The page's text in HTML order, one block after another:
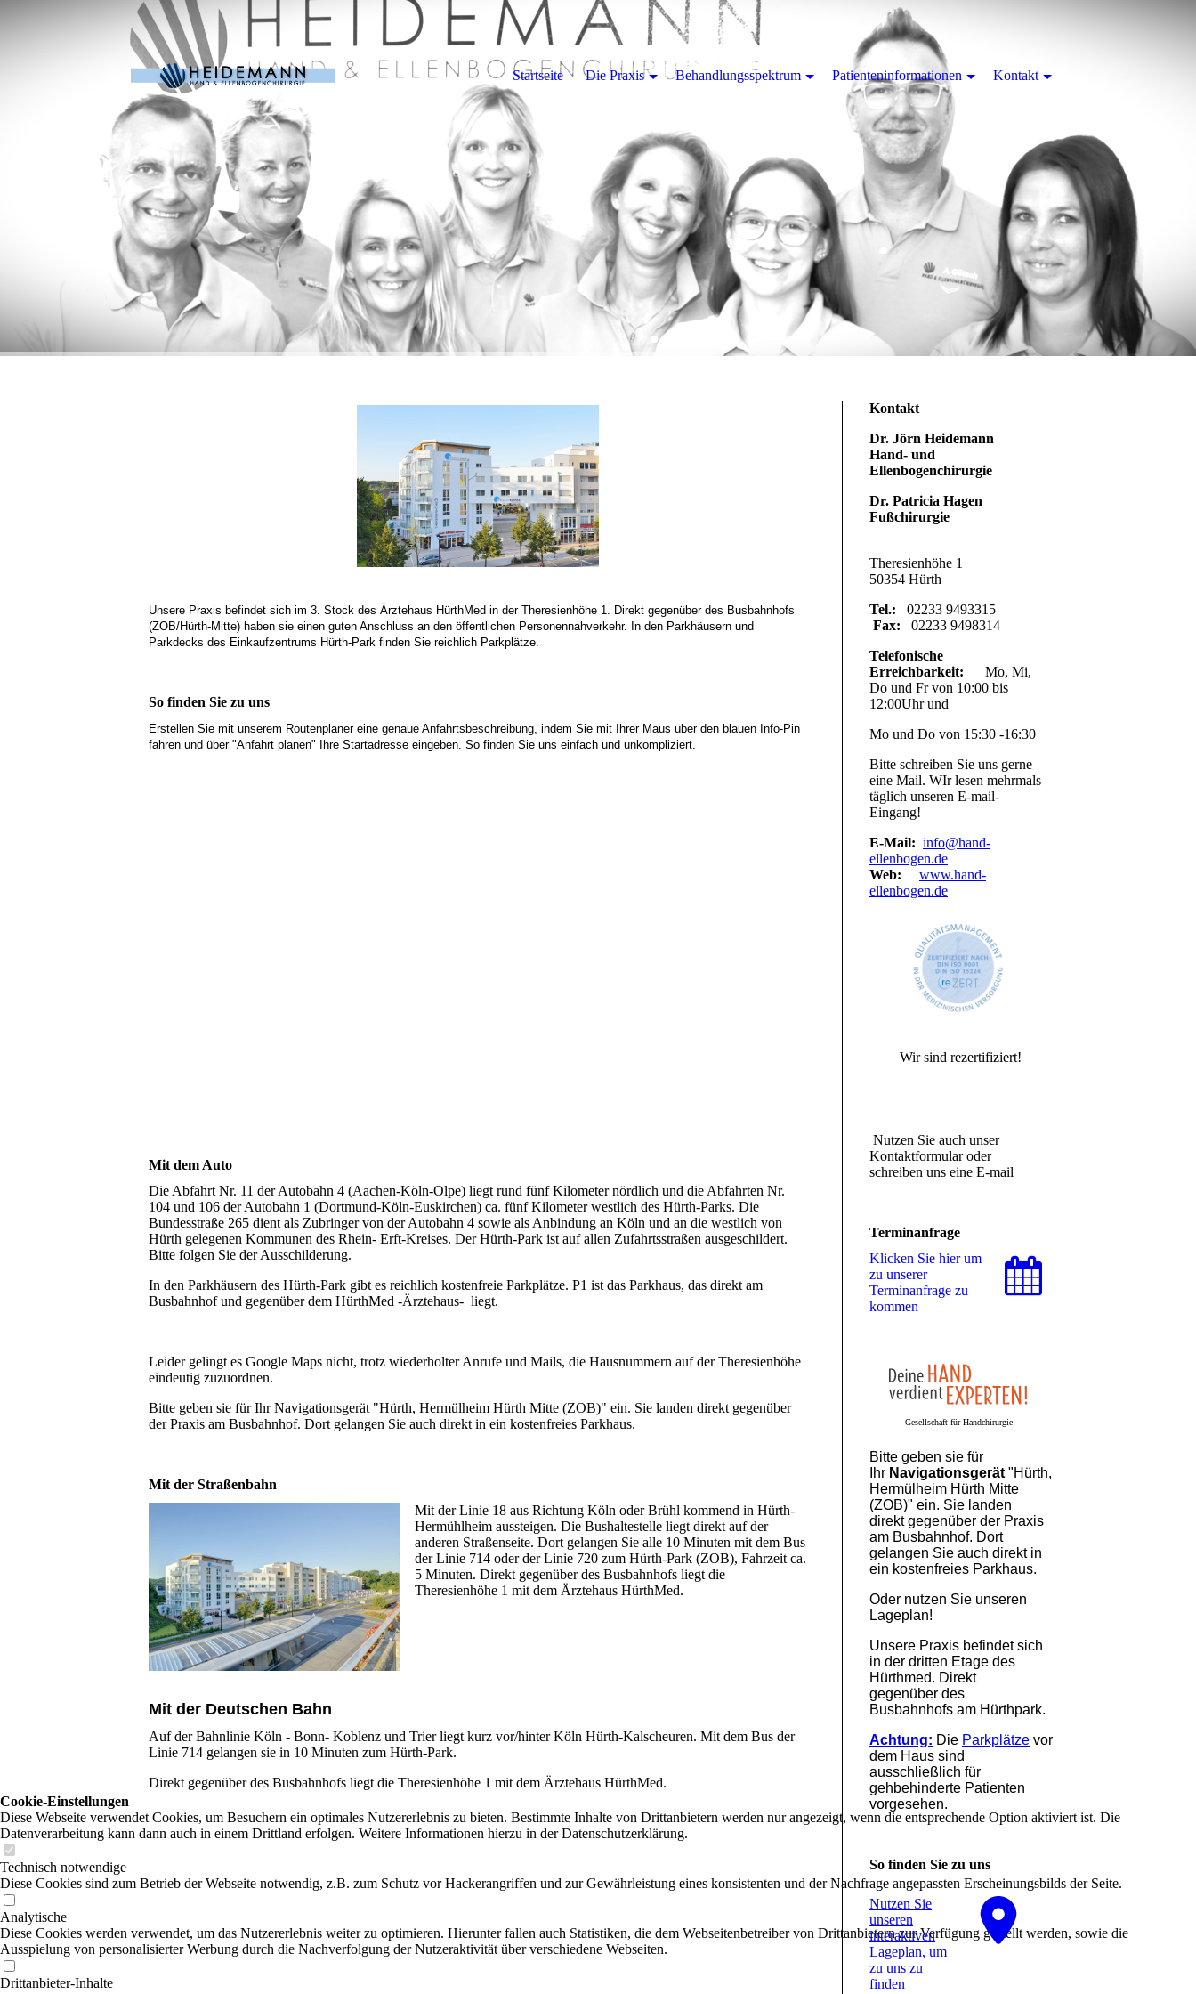
Unsere Praxis befindet sich im 3. Stock des Ärztehaus HürthMed in der Theresienhöhe 1. Direkt gegenüber des Busbahnhofs
(ZOB/Hürth-Mitte) haben sie einen guten Anschluss an den öffentlichen Personennahverkehr. In den Parkhäusern und
Parkdecks des Einkaufzentrums Hürth-Park finden Sie reichlich Parkplätze.
So finden Sie zu uns
Erstellen Sie mit unserem Routenplaner eine genaue Anfahrtsbeschreibung, indem Sie mit Ihrer Maus über den blauen Info-Pin
fahren und über "Anfahrt planen" Ihre Startadresse eingeben. So finden Sie uns einfach und unkompliziert.
Mit dem Auto
Die Abfahrt Nr. 11 der Autobahn 4 (Aachen-Köln-Olpe) liegt rund fünf Kilometer nördlich und die Abfahrten Nr.
104 und 106 der Autobahn 1 (Dortmund-Köln-Euskirchen) ca. fünf Kilometer westlich des Hürth-Parks. Die
Bundesstraße 265 dient als Zubringer von der Autobahn 4 sowie als Anbindung an Köln und an die westlich von
Hürth gelegenen Kommunen des Rhein- Erft-Kreises. Der Hürth-Park ist auf allen Zufahrtsstraßen ausgeschildert.
Bitte folgen Sie der Ausschilderung.
In den Parkhäusern des Hürth-Park gibt es reichlich kostenfreie Parkplätze. P1 ist das Parkhaus, das direkt am
Busbahnhof und gegenüber dem HürthMed -Ärztehaus- liegt.
Leider gelingt es Google Maps nicht, trotz wiederholter Anrufe und Mails, die Hausnummern auf der Theresienhöhe
eindeutig zuzuordnen.
Bitte geben sie für Ihr Navigationsgerät "Hürth, Hermülheim Hürth Mitte (ZOB)" ein. Sie landen direkt gegenüber
der Praxis am Busbahnhof. Dort gelangen Sie auch direkt in ein kostenfreies Parkhaus.
Mit der Straßenbahn
Mit der Linie 18 aus Richtung Köln oder Brühl kommend in Hürth-
Hermühlheim aussteigen. Die Bushaltestelle liegt direkt auf der
anderen Straßenseite. Dort gelangen Sie alle 10 Minuten mit dem Bus
der Linie 714 oder der Linie 720 zum Hürth-Park (ZOB), Fahrzeit ca.
5 Minuten. Direkt gegenüber des Busbahnhofs liegt die
Theresienhöhe 1 mit dem Ärztehaus HürthMed.
Mit der Deutschen Bahn
Auf der Bahnlinie Köln - Bonn- Koblenz und Trier liegt kurz vor/hinter Köln Hürth-Kalscheuren. Mit dem Bus der
Linie 714 gelangen sie in 10 Minuten zum Hürth-Park.
Direkt gegenüber des Busbahnhofs liegt die Theresienhöhe 1 mit dem Ärztehaus HürthMed.
Kontakt
Dr. Jörn Heidemann
Hand- und
Ellenbogenchirurgie
Dr. Patricia Hagen
Fußchirurgie
Theresienhöhe 1
50354 Hürth
Tel.: 02233 9493315
Fax: 02233 9498314
Telefonische
Erreichbarkeit: Mo, Mi,
Do und Fr von 10:00 bis
12:00Uhr und
Mo und Do von 15:30 -16:30
Bitte schreiben Sie uns gerne
eine Mail. WIr lesen mehrmals
täglich unseren E-mail-
Eingang!
E-Mail: info@hand-
ellenbogen.de
Web:
www.hand-
ellenbogen.de
Wir sind rezertifiziert!
Nutzen Sie auch unser
Kontaktformular oder
schreiben uns eine E-mail
Terminanfrage
Klicken Sie hier um
zu unserer
Terminanfrage zu
kommen
Gesellschaft für Handchirurgie
Bitte geben sie für
Ihr Navigationsgerät "Hürth,
Hermülheim Hürth Mitte
(ZOB)" ein. Sie landen
direkt gegenüber der Praxis
am Busbahnhof. Dort
gelangen Sie auch direkt in
ein kostenfreies Parkhaus.
Oder nutzen Sie unseren
Lageplan!
Unsere Praxis befindet sich
in der dritten Etage des
Hürthmed. Direkt
gegenüber des
Busbahnhofs am Hürthpark.
Achtung: Die Parkplätze vor
dem Haus sind
ausschließlich für
gehbehinderte Patienten
vorgesehen.
So finden Sie zu uns
Nutzen Sie
unseren
interaktiven
La­ge­plan, um
zu uns zu
finden
Startseite Die Praxis Behandlungsspektrum Patienteninformationen Kontakt
Cookie-Einstellungen
Diese Webseite verwendet Cookies, um Besuchern ein optimales Nutzererlebnis zu bieten. Bestimmte Inhalte von Drittanbietern werden nur angezeigt, wenn die entsprechende Option aktiviert ist. Die
Datenverarbeitung kann dann auch in einem Drittland erfolgen. Weitere Informationen hierzu in der Datenschutzerklärung.
Technisch notwendige
Diese Cookies sind zum Betrieb der Webseite notwendig, z.B. zum Schutz vor Hackerangriffen und zur Gewährleistung eines konsistenten und der Nachfrage angepassten Erscheinungsbilds der Seite.
Analytische
Diese Cookies werden verwendet, um das Nutzererlebnis weiter zu optimieren. Hierunter fallen auch Statistiken, die dem Webseitenbetreiber von Drittanbietern zur Verfügung gestellt werden, sowie die
Ausspielung von personalisierter Werbung durch die Nachverfolgung der Nutzeraktivität über verschiedene Webseiten.
Drittanbieter-Inhalte